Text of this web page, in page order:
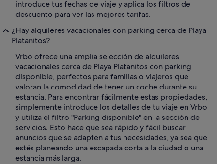
introduce tus fechas de viaje y aplica los filtros de
descuento para ver las mejores tarifas.
¿Hay alquileres vacacionales con parking cerca de Playa
Platanitos?
Vrbo ofrece una amplia selección de alquileres
vacacionales cerca de Playa Platanitos con parking
disponible, perfectos para familias o viajeros que
valoran la comodidad de tener un coche durante su
estancia. Para encontrar fácilmente estas propiedades,
simplemente introduce los detalles de tu viaje en Vrbo
y utiliza el filtro "Parking disponible" en la sección de
servicios. Esto hace que sea rápido y fácil buscar
anuncios que se adapten a tus necesidades, ya sea que
estés planeando una escapada corta a la ciudad o una
estancia más larga.